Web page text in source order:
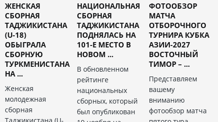
ЖЕНСКАЯ
СБОРНАЯ
ТАДЖИКИСТАНА
(U-18)
ОБЫГРАЛА
СБОРНУЮ
ТУРКМЕНИСТАНА
НА ...
Женская
молодежная
сборная
НАЦИОНАЛЬНАЯ
СБОРНАЯ
ТАДЖИКИСТАНА
ПОДНЯЛАСЬ НА
101-Е МЕСТО В
НОВОМ ...
В обновленном
рейтинге
национальных
сборных, который
был опубликован
ФОТООБЗОР
МАТЧА
ОТБОРОЧНОГО
ТУРНИРА КУБКА
АЗИИ-2027
ВОСТОЧНЫЙ
ТИМОР – ...
Представляем
вашему
вниманию
фотообзор матча